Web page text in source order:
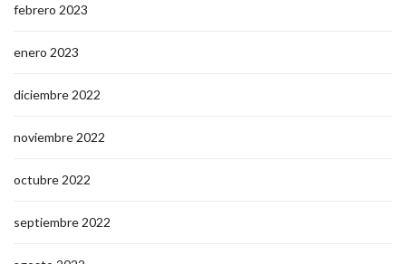
febrero 2023
enero 2023
diciembre 2022
noviembre 2022
octubre 2022
septiembre 2022